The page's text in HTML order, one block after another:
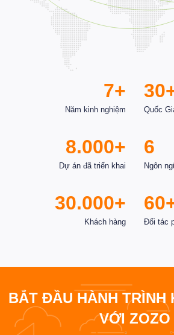
7+
Năm kinh nghiệm
8.000+
Dự án đã triển khai
30.000+
Khách hàng
Quốc
6
Ngôn
Đối tác
BẮT ĐẦU HÀNH TRÌNH
VỚI ZOZO